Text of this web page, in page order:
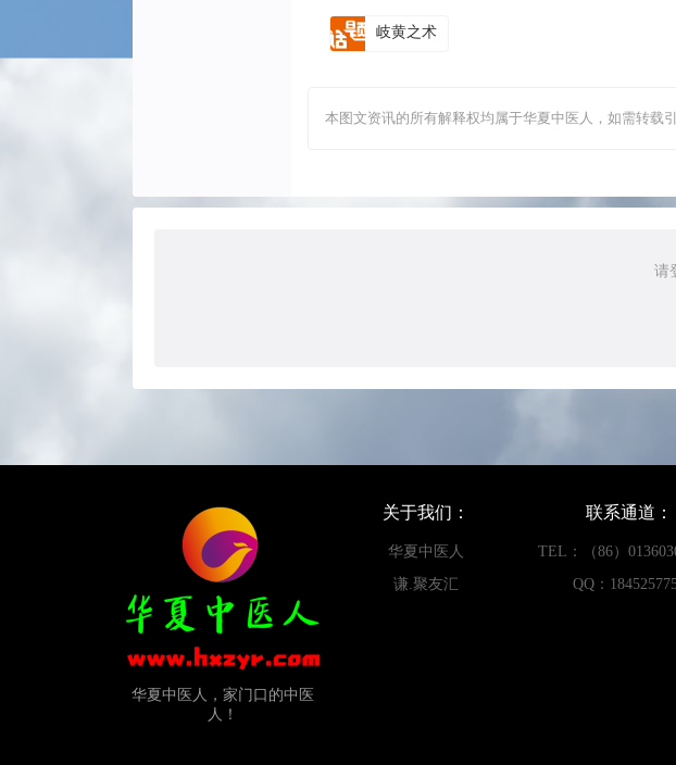
岐黄之术
本图文资讯的所有解释权均属于华夏中医人，如需转载
请
华夏中医人，家门口的中医
人！
关于我们：
华夏中医人
谦.聚友汇
联系通道：
TEL：（86）
QQ：